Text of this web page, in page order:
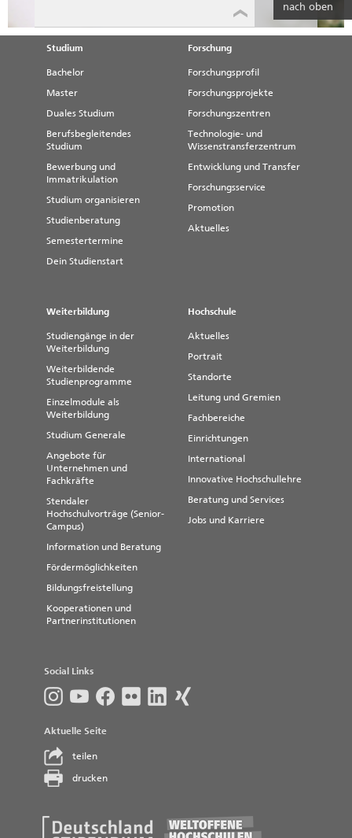
nach oben
Studium
Bachelor
Master
Duales Studium
Berufsbegleitendes
Studium
Bewerbung und
Immatrikulation
Studium organisieren
Studienberatung
Semestertermine
Dein Studienstart
Forschung
Forschungsprofil
Forschungsprojekte
Forschungszentren
Technologie- und
Wissenstransferzentrum
Entwicklung und Transfer
Forschungsservice
Promotion
Aktuelles
Weiterbildung
Studiengänge in der
Weiterbildung
Weiterbildende
Studienprogramme
Einzelmodule als
Weiterbildung
Studium Generale
Angebote für
Unternehmen und
Fachkräfte
Stendaler
Hochschulvorträge (Senior-
Campus)
Information und Beratung
Fördermöglichkeiten
Bildungsfreistellung
Kooperationen und
Partnerinstitutionen
Hochschule
Aktuelles
Portrait
Standorte
Leitung und Gremien
Fachbereiche
Einrichtungen
International
Innovative Hochschullehre
Beratung und Services
Jobs und Karriere
Social Links
Aktuelle Seite
teilen
drucken